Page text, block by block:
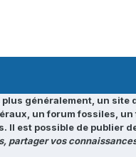
généralement, un
un forum fossiles,
est possible de publier
partager vos